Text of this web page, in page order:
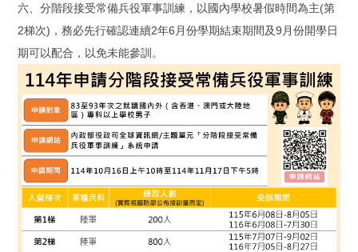
六、分階段接受常備兵役軍事訓練，以國內學校暑假時間為主(第
2梯次)，務必先行確認連續2年6月份學期結束期間及9月份開學日
期可以配合，以免未能參訓。